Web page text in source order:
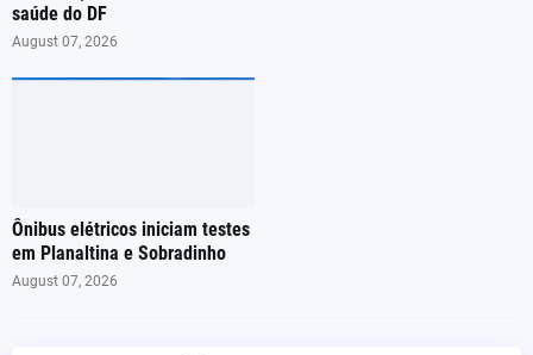
saúde do DF
August 07, 2026
Ônibus elétricos iniciam testes
em Planaltina e Sobradinho
August 07, 2026